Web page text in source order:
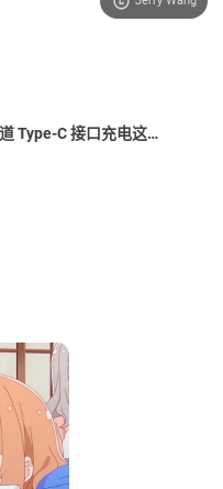
（悲）如果早知道 Type-C 接口充电这么结实